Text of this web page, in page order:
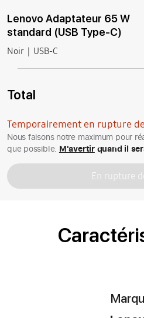
Lenovo Adaptateur 65 W
standard (USB Type-C)
Noir USB-C
Total
Temporairement en rupture
Nous faisons notre maximum pour
que possible. M'avertirquand il
En rupture